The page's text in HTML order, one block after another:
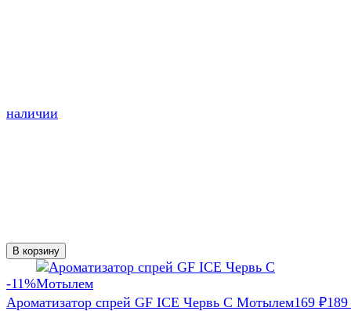
наличии
В корзину
-11%
Ароматизатор спрей GF ICE Червь С Мотылем169 ₽189